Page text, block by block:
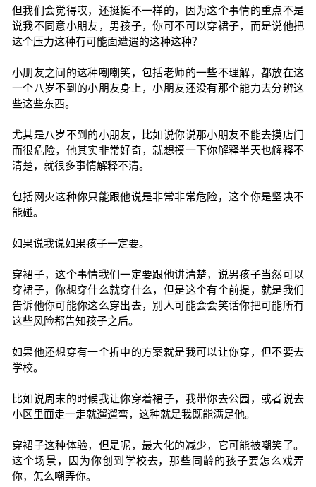
但我们会觉得哎，还挺挺不一样的，因为这个事情的重点不是
说我不同意小朋友，男孩子，你可不可以穿裙子，而是说他把
这个压力这种有可能面遭遇的这种这种？
小朋友之间的这种嘲嘲笑，包括老师的一些不理解，都放在这
一个八岁不到的小朋友身上，小朋友还没有那个能力去分辨这
些这些东西。
尤其是八岁不到的小朋友，比如说你说那小朋友不能去摸店门
而很危险，他其实非常好奇，就想摸一下你解释半天也解释不
清楚，就很多事情解释不清。
包括网火这种你只能跟他说是非常非常危险，这个你是坚决不
能碰。
如果说我说如果孩子一定要。
穿裙子，这个事情我们一定要跟他讲清楚，说男孩子当然可以
穿裙子，你想穿什么就穿什么，但是这个有个前提，就是我们
告诉他你可能你这么穿出去，别人可能会会笑话你把可能所有
这些风险都告知孩子之后。
如果他还想穿有一个折中的方案就是我可以让你穿，但不要去
学校。
比如说周末的时候我让你穿着裙子，我带你去公园，或者说去
小区里面走一走就遛遛弯，这种就是我既能满足他。
穿裙子这种体验，但是呢，最大化的减少，它可能被嘲笑了。
这个场景，因为你创到学校去，那些同龄的孩子要怎么戏弄
你，怎么嘲弄你。